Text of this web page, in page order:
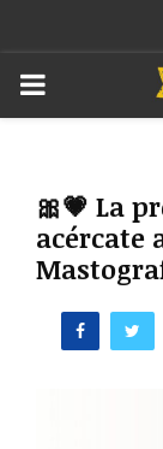
PRIMARY
🎀💗 La
acércate